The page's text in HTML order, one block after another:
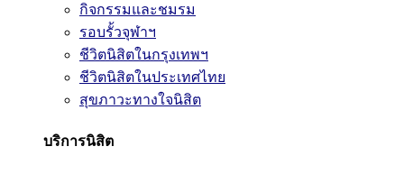
กิจกรรมและชมรม
รอบรั้วจุฬาฯ
ชีวิตนิสิตในกรุงเทพฯ
ชีวิตนิสิตในประเทศไทย
สุขภาวะทางใจนิสิต
บริการนิสิต